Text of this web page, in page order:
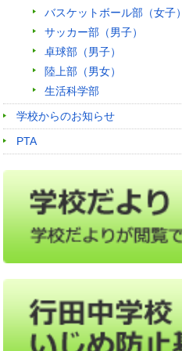
バスケットボール部（女子）
サッカー部（男子）
卓球部（男子）
陸上部（男女）
生活科学部
学校からのお知らせ
PTA